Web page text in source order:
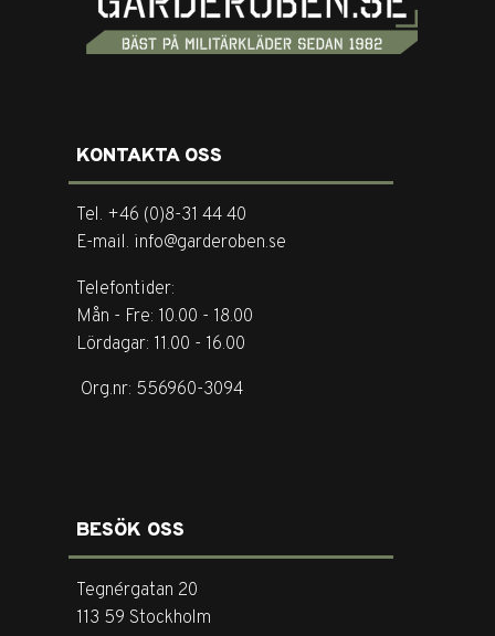
KONTAKTA OSS
Tel. +46 (0)8-31 44 40
E-mail. info@garderoben.se
Telefontider:
Mån - Fre: 10.00 - 18.00
Lördagar: 11.00 - 16.00
Org.nr: 556960-3094
BESÖK OSS
Tegnérgatan 20
113 59 Stockholm